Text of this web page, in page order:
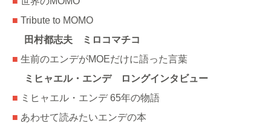
■ Tribute to MOMO
田村都志夫 ミロコマチコ
■ 生前のエンデがMOEだけに語った言葉
ミヒャエル・エンデ ロングインタビュー
■ ミヒャエル・エンデ 65年の物語
■ あわせて読みたいエンデの本